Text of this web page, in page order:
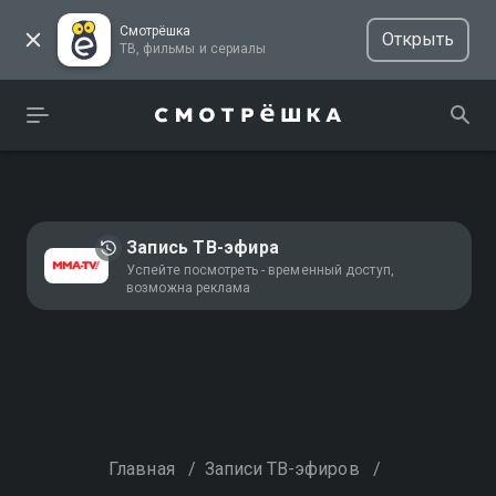
Смотрёшка
ТВ, фильмы и сериалы
Открыть
Запись ТВ-эфира
Успейте посмотреть - временный доступ,
возможна реклама
Главная / Записи ТВ-эфиров /